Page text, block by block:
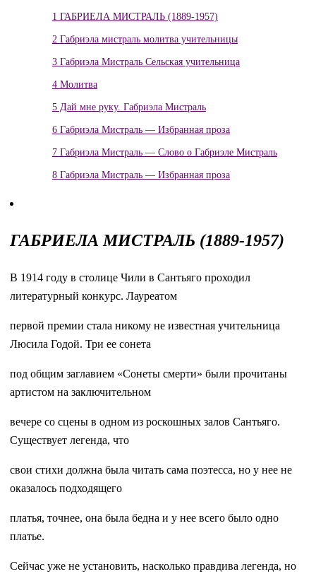
1 ГАБРИЕЛА МИСТРАЛЬ (1889-1957)
2 Габриэла мистраль молитва учительницы
3 Габриэла Мистраль Сельская учительница
4 Молитва
5 Дай мне руку. Габриэла Мистраль
6 Габриэла Мистраль — Избранная проза
7 Габриэла Мистраль — Слово о Габриэле Мистраль
8 Габриэла Мистраль — Избранная проза
ГАБРИЕЛА МИСТРАЛЬ (1889-1957)
В 1914 году в столице Чили в Сантьяго проходил
литературный конкурс. Лауреатом
первой премии стала никому не известная учительница
Люсила Годой. Три ее сонета
под общим заглавием «Сонеты смерти» были прочитаны
артистом на заключительном
вечере со сцены в одном из роскошных залов Сантьяго.
Существует легенда, что
свои стихи должна была читать сама поэтесса, но у нее не
оказалось подходящего
платья, точнее, она была бедна и у нее всего было одно
платье.
Сейчас уже не установить, насколько правдива легенда, но